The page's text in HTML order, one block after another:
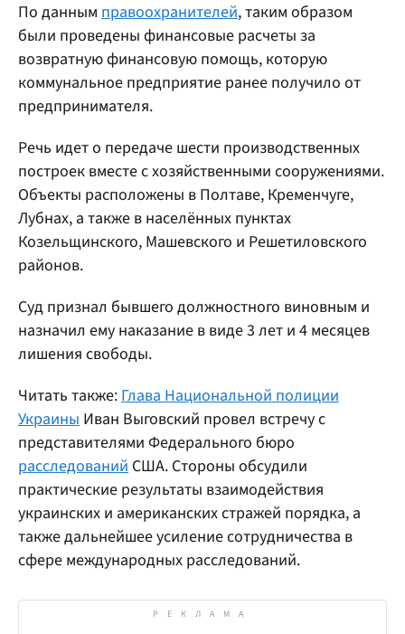
По данным правоохранителей, таким образом
были проведены финансовые расчеты за
возвратную финансовую помощь, которую
коммунальное предприятие ранее получило от
предпринимателя.
Речь идет о передаче шести производственных
построек вместе с хозяйственными сооружениями.
Объекты расположены в Полтаве, Кременчуге,
Лубнах, а также в населённых пунктах
Козельщинского, Машевского и Решетиловского
районов.
Суд признал бывшего должностного виновным и
назначил ему наказание в виде 3 лет и 4 месяцев
лишения свободы.
Читать также:Глава Национальной полиции
Украины Иван Выговский провел встречу с
представителями Федерального бюро
расследований США. Стороны обсудили
практические результаты взаимодействия
украинских и американских стражей порядка, а
также дальнейшее усиление сотрудничества в
сфере международных расследований.